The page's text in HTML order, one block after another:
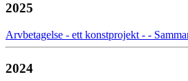
2025
Arvbetagelse - ett konstprojekt - -
2024